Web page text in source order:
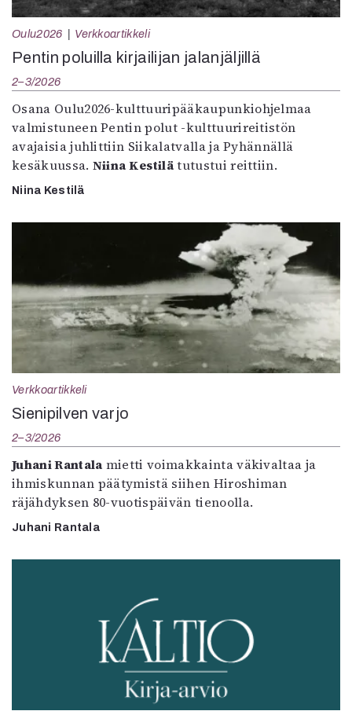
Oulu2026 Verkkoartikkeli
Pentin poluilla kirjailijan jalanjäljillä
2–3/2026
Osana Oulu2026-kulttuuripääkaupunkiohjelmaa
valmistuneen Pentin polut -kulttuurireitistön
avajaisia juhlittiin Siikalatvalla ja Pyhännällä
kesäkuussa. Niina Kestilätutustui reittiin.
Niina Kestilä
Verkkoartikkeli
Sienipilven varjo
2–3/2026
Juhani Rantala mietti voimakkainta väkivaltaa ja
ihmiskunnan päätymistä siihen Hiroshiman
räjähdyksen 80-vuotispäivän tienoolla.
Juhani Rantala